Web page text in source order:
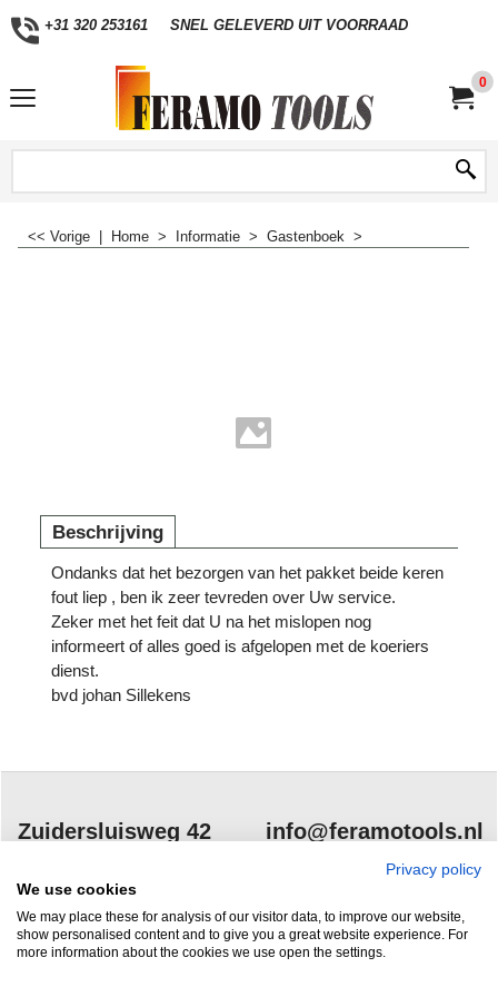
+31 320 253161 SNEL GELEVERD UIT VOORRAAD
0
<< Vorige Home > Informatie > Gastenboek >
Beschrijving
Ondanks dat het bezorgen van het pakket beide keren
fout liep , ben ik zeer tevreden over Uw service.
Zeker met het feit dat U na het mislopen nog
informeert of alles goed is afgelopen met de koeriers
dienst.
bvd johan Sillekens
Zuidersluisweg 42
Nederland
info@feramotools.nl
Tel: +31(0)320Privacy policy
We use cookies
We may place these for analysis of our visitor data, to improve our website,
show personalised content and to give you a great website experience. For
more information about the cookies we use open the settings.